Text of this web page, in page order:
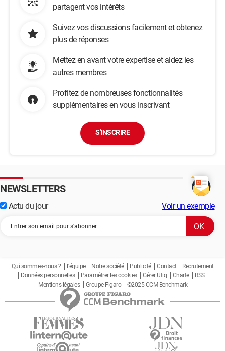
partagent vos intérêts
Suivez vos discussions facilement et obtenez
plus de réponses
Mettez en avant votre expertise et aidez les
autres membres
Profitez de nombreuses fonctionnalités
supplémentaires en vous inscrivant
S'INSCRIRE
NEWSLETTERS
Actu du jour Voir un exemple
Qui sommes-nous ? L'équipe Notre société Publicité Contact
Recrutement
Données personnelles
Paramétrer les cookies Gérer Utiq Charte
RSS
Mentions légales
Groupe Figaro ©2025 CCM Benchmark